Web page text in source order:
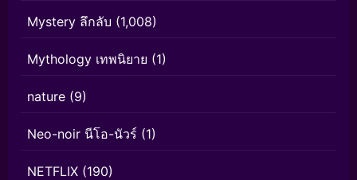
Mystery ลึกลับ (1,008)
Mythology เทพนิยาย (1)
nature (9)
Neo-noir นีโอ-นัวร์ (1)
NETFLIX (190)